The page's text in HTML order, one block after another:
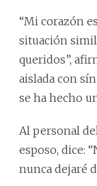
“Mi corazón
situación
queridos”,
aislada con
se ha hecho
Al personal
esposo, dice:
nunca dejaré